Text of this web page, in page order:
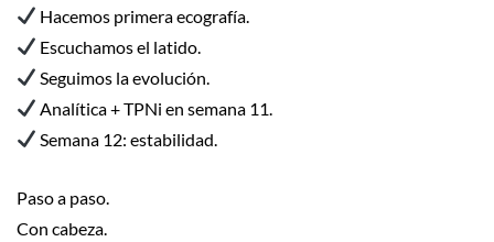
Hacemos primera ecografía.
Escuchamos el latido.
Seguimos la evolución.
Analítica + TPNi en semana 11.
Semana 12: estabilidad.
Paso a paso.
Con cabeza.